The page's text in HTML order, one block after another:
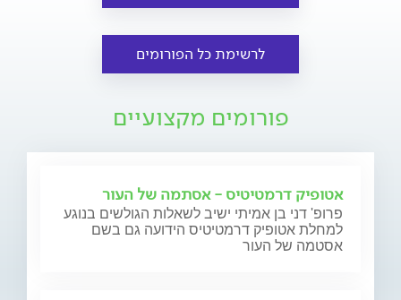
לרשימת כל הפורומים
פורומים מקצועיים
אטופיק דרמטיטיס - אסתמה של העור
פרופ' דני בן אמיתי ישיב לשאלות הגולשים בנוגע
למחלת אטופיק דרמטיטיס הידועה גם בשם
אסטמה של העור